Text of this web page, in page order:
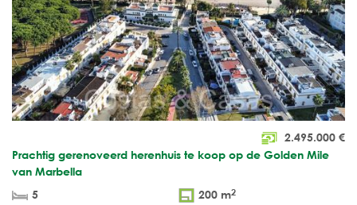
2.495.000 €
Prachtig gerenoveerd herenhuis te koop op de Golden Mile
van Marbella
5
200 m2